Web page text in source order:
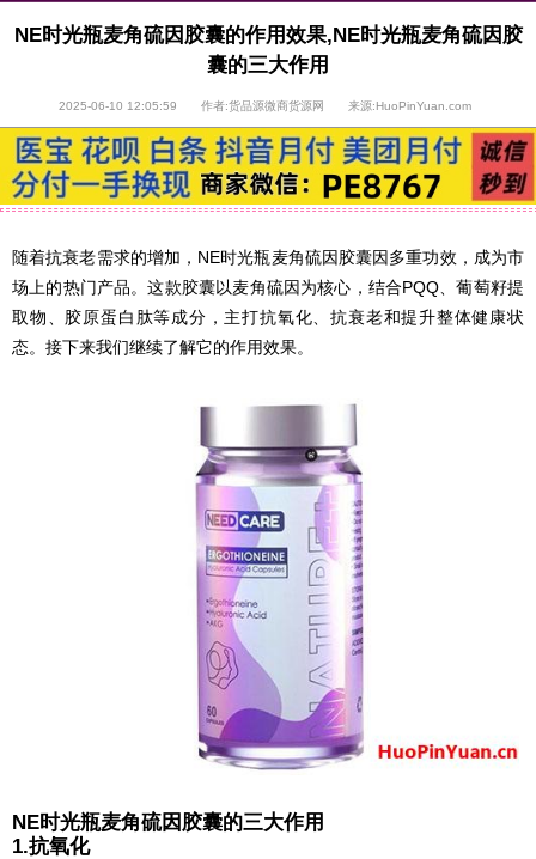
NE时光瓶麦角硫因胶囊的作用效果,NE时光瓶麦角硫因胶
囊的三大作用
2025-06-10 12:05:59 作者:货品源微商货源网 来源:HuoPinYuan.com
随着抗衰老需求的增加，NE时光瓶麦角硫因胶囊因多重功效，成为市
场上的热门产品。这款胶囊以麦角硫因为核心，结合PQQ、葡萄籽提
取物、胶原蛋白肽等成分，主打抗氧化、抗衰老和提升整体健康状
态。接下来我们继续了解它的作用效果。
NE时光瓶麦角硫因胶囊的三大作用
1.抗氧化